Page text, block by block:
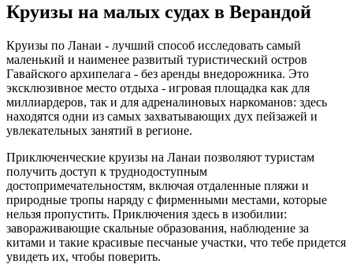
Круизы на малых судах в Верандой
Круизы по Ланаи - лучший способ исследовать самый
маленький и наименее развитый туристический остров
Гавайского архипелага - без аренды внедорожника. Это
эксклюзивное место отдыха - игровая площадка как для
миллиардеров, так и для адреналиновых наркоманов: здесь
находятся одни из самых захватывающих дух пейзажей и
увлекательных занятий в регионе.
Приключенческие круизы на Ланаи позволяют туристам
получить доступ к труднодоступным
достопримечательностям, включая отдаленные пляжи и
природные тропы наряду с фирменными местами, которые
нельзя пропустить. Приключения здесь в изобилии:
завораживающие скальные образования, наблюдение за
китами и такие красивые песчаные участки, что тебе придется
увидеть их, чтобы поверить.